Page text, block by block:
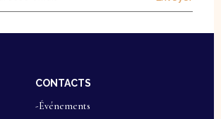
CONTACTS
-Événements